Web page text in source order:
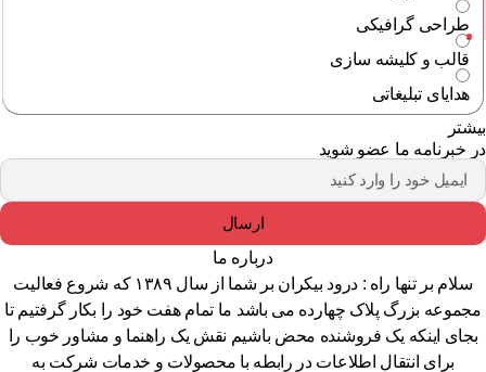
طراحی گرافیکی
قالب و کلیشه سازی
هدایای تبلیغاتی
خبرنامه ما عضو شوید
ارسال
درباره ما
سلام بر تنها راه : درود بیکران بر شما از سال ۱۳۸۹ که شروع فعالیت
بزرگ پلاک چهارده می باشد ما تمام هفت خود را بکار گرفتیم تا
اینکه یک فروشنده محض باشیم نقش یک راهنما و مشاور خوب را
برای انتقال اطلاعات در رابطه با محصولات و خدمات شرکت به